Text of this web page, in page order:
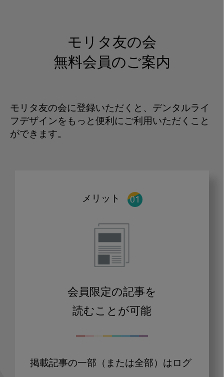
モリタ友の会
無料会員のご案内
モリタ友の会に登録いただくと、デンタルライ
フデザインをもっと便利にご利用いただくこと
ができます。
メリット
会員限定の記事を
読むことが可能
掲載記事の一部（または全部）はログ